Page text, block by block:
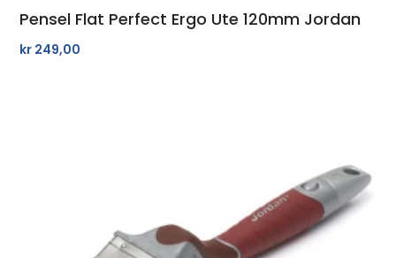
Pensel Flat Perfect Ergo Ute 120mm Jordan
kr 249,00